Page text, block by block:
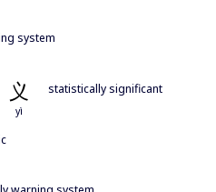
system
义
yì
statistically significant